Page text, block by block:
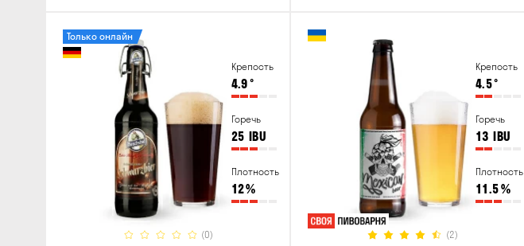
Крепость
4.9°
Горечь
25 IBU
Плотность
12%
(0)
Только онлайн
Крепость
4.5°
Горечь
13 IBU
Плотность
11.5%
(2)